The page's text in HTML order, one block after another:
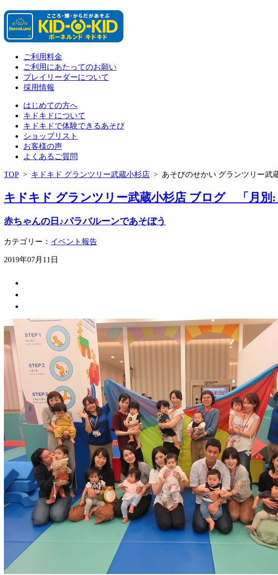
ご利用料金
ご利用にあたってのお願い
プレイリーダーについて
採用情報
はじめての方へ
キドキドについて
キドキドで体験できるあそび
ショップリスト
お客様の声
よくあるご質問
TOP > キドキド グランツリー武蔵小杉店 > あそびのせかい グランツリー武
キドキド グランツリー武蔵小杉店 ブログ 「月別:
赤ちゃんの日♪パラバルーンであそぼう
カテゴリー： イベント報告
2019年07月11日